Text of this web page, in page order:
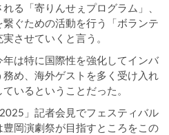
る「寄りんせぇプログラム」、
ぐための活動を行う「ボランテ
させていくと言う。
は特に国際性を強化してインバ
め、海外ゲストを多く受け入れ
いるということだった。
」記者会見でフェスティバル
岡演劇祭が目指すところをこの